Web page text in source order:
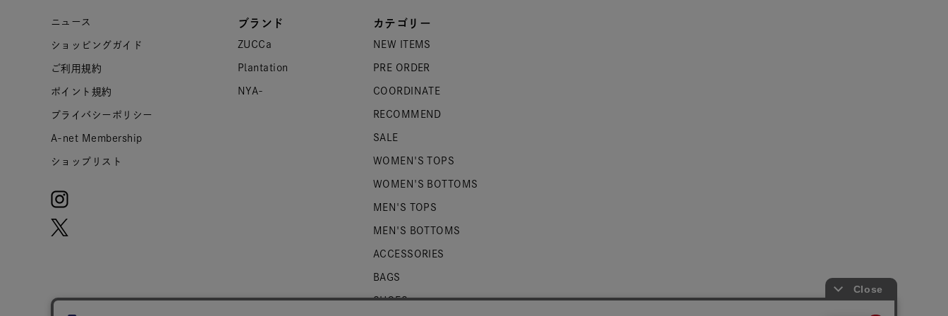
ニュース
ショッピングガイド
ご利用規約
ポイント規約
プライバシーポリシー
A-net Membership
ショップリスト
ブランド
ZUCCa
Plantation
NYA-
カテゴリー
NEW ITEMS
PRE ORDER
COORDINATE
RECOMMEND
SALE
WOMEN'S TOPS
WOMEN'S BOTTOMS
MEN'S TOPS
MEN'S BOTTOMS
ACCESSORIES
BAGS
SHOES